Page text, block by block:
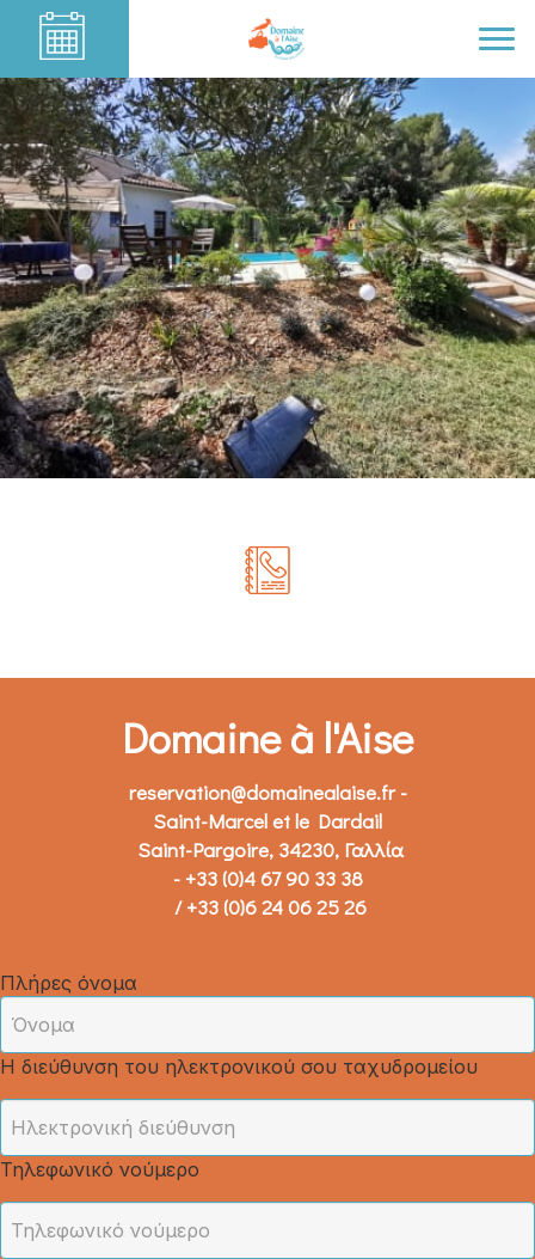
Domaine à l'Aise
reservation@domainealaise.fr-
Saint-Marcel et le Dardail
Saint-Pargoire, 34230, Γαλλία
- +33 (0)4 67 90 33 38
/ +33 (0)6 24 06 25 26
Πλήρες όνομα
Η διεύθυνση του ηλεκτρονικού σου ταχυδρομείου
Τηλεφωνικό νούμερο